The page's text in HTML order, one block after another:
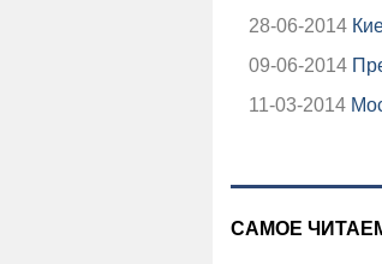
28-06-2014
09-06-2014
11-03-2014
САМОЕ